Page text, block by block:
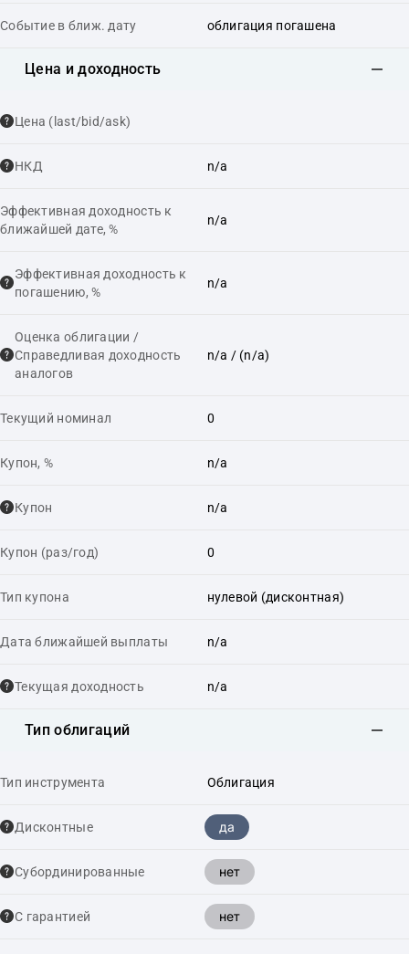
Событие в ближ. дату облигация погашена
Цена и доходность
Цена (last/bid/ask)
НКД n/a
Эффективная доходность к
ближайшей дате, %
n/a
Эффективная доходность к
погашению, %
n/a
Оценка облигации /
Справедливая доходность
аналогов
n/a / (n/a)
Текущий номинал 0
Купон, % n/a
Купон n/a
Купон (раз/год) 0
Тип купона нулевой (дисконтная)
Дата ближайшей выплаты n/a
Текущая доходность n/a
Тип облигаций
Тип инструмента Облигация
Дисконтные да
Cубординированные нет
С гарантией нет